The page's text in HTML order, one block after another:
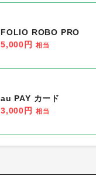
FOLIO ROBO PRO
5,000円
相当
au PAY カード
3,000円
相当